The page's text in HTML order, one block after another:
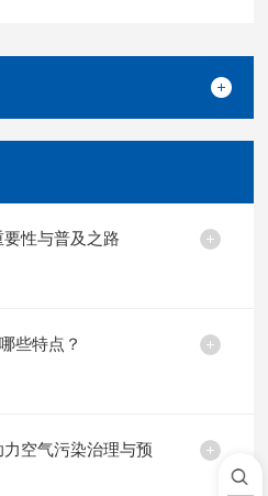
性与普及之路
些特点？
空气污染治理与预